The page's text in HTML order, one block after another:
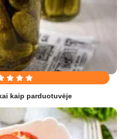
kaip parduotuvėje